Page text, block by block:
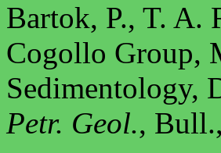
Bartok, P., T. A.
Cogollo Group,
Sedimentology,
Petr. Geol.,